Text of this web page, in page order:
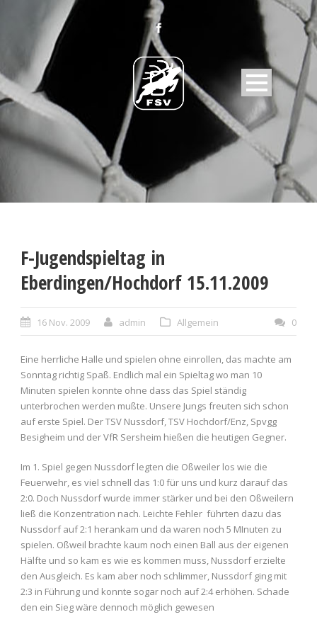
F-Jugendspieltag in
Eberdingen/Hochdorf 15.11.2009
16 Nov. 2009 admin Allgemein 0
Eine herrliche Halle und spielen ohne einrollen, das machte am
Sonntag richtig Spaß. Endlich mal ein Spieltag wo man 10
Minuten spielen konnte ohne dass das Spiel ständig
unterbrochen werden mußte. Unsere Jungs freuten sich schon
auf erste Spiel. Der TSV Nussdorf, TSV Hochdorf/Enz, Spvgg
Besigheim und der VfR Sersheim hießen die heutigen Gegner.
Im 1. Spiel gegen Nussdorf legten die Oßweiler los wie die
Feuerwehr, es viel schnell das 1:0 für uns und kurz darauf das
2:0. Doch Nussdorf wurde immer stärker und bei den Oßweilern
ließ die Konzentration nach. Leichte Fehler führten dazu das
Nussdorf auf 2:1 herankam und da waren noch 5 MInuten zu
spielen. Oßweil brachte kaum noch einen Ball aus der eigenen
Hälfte und so kam es wie es kommen muss, Nussdorf erzielte
den Ausgleich. Es kam aber noch schlimmer, Nussdorf ging mit
2:3 in Führung und konnte sogar noch auf 2:4 erhöhen. Schade
den ein Sieg wäre dennoch möglich gewesen